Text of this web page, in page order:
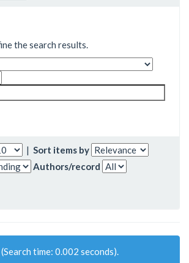
the search results.
| Sort items by
Authors/record
time: 0.002 seconds).